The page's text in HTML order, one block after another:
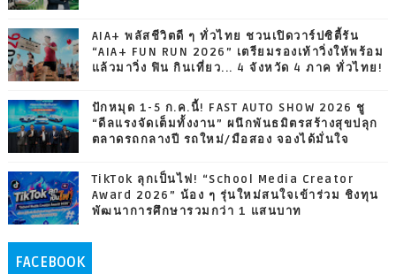
AIA+ พลัสชีวิตดี ๆ ทั่วไทย ชวนเปิดวาร์ปซิตี้รัน
“AIA+ FUN RUN 2026” เตรียมรองเท้าวิ่งให้พร้อม
แล้วมาวิ่ง ฟิน กินเที่ยว... 4 จังหวัด 4 ภาค ทั่วไทย!
ปักหมุด 1-5 ก.ค.นี้! FAST AUTO SHOW 2026 ชู
“ดีลแรงจัดเต็มทั้งงาน” ผนึกพันธมิตรสร้างสุขปลุก
ตลาดรถกลางปี รถใหม่/มือสอง จองได้มั่นใจ
TikTok ลุกเป็นไฟ! “School Media Creator
Award 2026” น้อง ๆ รุ่นใหม่สนใจเข้าร่วม ชิงทุน
พัฒนาการศึกษารวมกว่า 1 แสนบาท
FACEBOOK